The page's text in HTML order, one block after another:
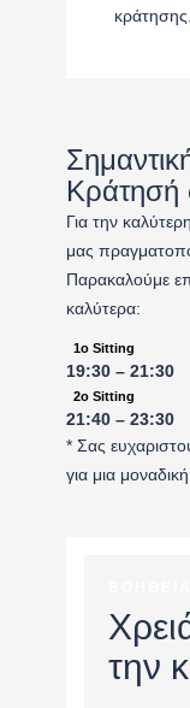
κράτησης.
Κράτησή
Για την
μας
Παρακαλούμε
καλύτερα:
1o Sitting
19:30 – 21:30
2o Sitting
21:40 – 23:30
* Σας
για μια
την